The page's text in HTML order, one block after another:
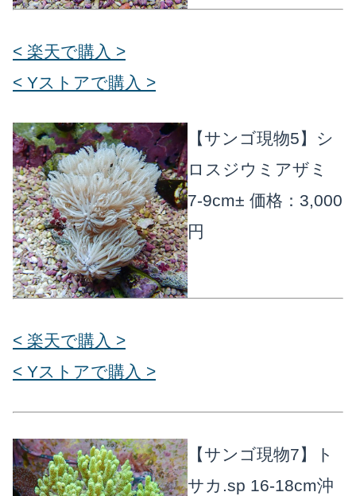
< 楽天で購入 >
< Yストアで購入 >
【サンゴ現物5】シ
ロスジウミアザミ
7-9cm± 価格：3,000
円
< 楽天で購入 >
< Yストアで購入 >
【サンゴ現物7】ト
サカ.sp 16-18cm沖